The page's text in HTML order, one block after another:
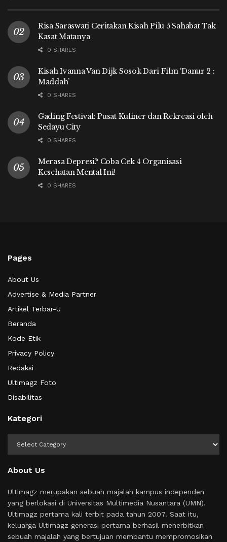
Risa Saraswati Ceritakan Kisah Pilu 5 Sahabat Tak
Kasat Matanya
0 SHARES
Kisah Ivanna Van Dijk Sosok Dari Film ‘Danur 2 :
Maddah’
0 SHARES
Gading Festival: Pusat Kuliner dan Rekreasi oleh
Sedayu City
0 SHARES
Merasa Depresi? Coba Cek 4 Organisasi
Kesehatan Mental Ini!
0 SHARES
Pages
About Us
Advertise & Media Partner
Artikel Terbar-U
Beranda
Kode Etik
Privacy Policy
Redaksi
Ultimagz Foto
Disabilitas
Kategori
About Us
Ultimagz merupakan sebuah majalah kampus independen
yang berlokasi di Universitas Multimedia Nusantara (UMN).
Ultimagz pertama kali terbit pada tahun 2007. Saat itu,
keluarga Ultimagz generasi pertama berhasil menerbitkan
sebuah majalah yang bertujuan membantu mempromosikan